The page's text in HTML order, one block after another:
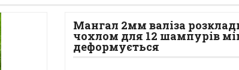
Мангал 2мм валіза
чохлом для 12 шампурів
деформується